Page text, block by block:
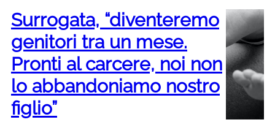
Surrogata, “diventeremo
genitori tra un mese.
Pronti al carcere, noi non
lo abbandoniamo nostro
figlio”